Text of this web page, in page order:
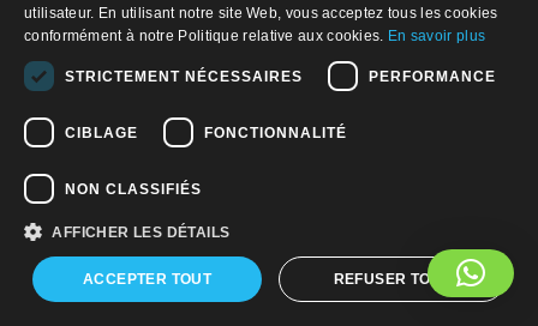
Politique en matière de cookies
Conditions d'Utililisation
Avis de confidentialité de la Californie
Consent
Je souhaite m'inscrire pour recevoir les futures
annuler votre inscription à tout moment.
utilisateur. En utilisant notre site Web, vous acceptez tous les cookies
conformément à notre Politique relative aux cookies. En savoir plus
STRICTEMENT NÉCESSAIRES PERFORMANCE
CIBLAGE FONCTIONNALITÉ
NON CLASSIFIÉS
AFFICHER LES DÉTAILS
ACCEPTER TOUT REFUSER TOUT